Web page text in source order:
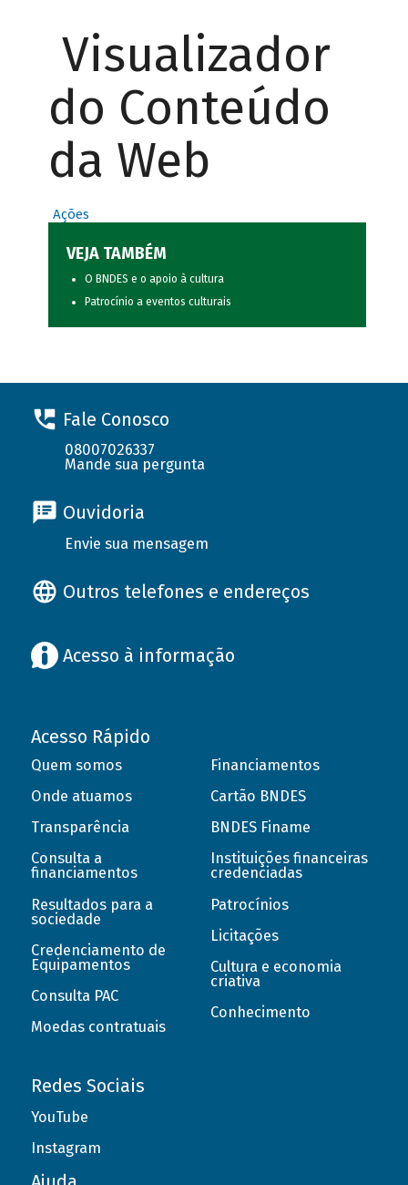
Visualizador
do Conteúdo
da Web
Ações
VEJA TAMBÉM
O BNDES e o apoio à cultura
Patrocínio a eventos culturais
Fale Conosco
08007026337
Mande sua pergunta
Ouvidoria
Envie sua mensagem
Outros telefones e endereços
Acesso à informação
Acesso Rápido
Quem somos
Onde atuamos
Transparência
Consulta a
financiamentos
Resultados para a
sociedade
Credenciamento de
Equipamentos
Consulta PAC
Moedas contratuais
Financiamentos
Cartão BNDES
BNDES Finame
Instituições financeiras
credenciadas
Patrocínios
Licitações
Cultura e economia
criativa
Conhecimento
Redes Sociais
YouTube
Instagram